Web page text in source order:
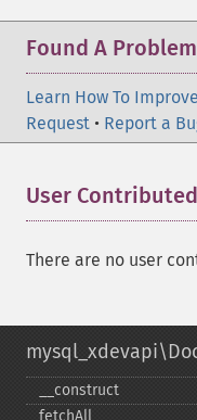
Found A
Learn How To
Request • Report a
User
There are no user
_​_​construct
fetchAll